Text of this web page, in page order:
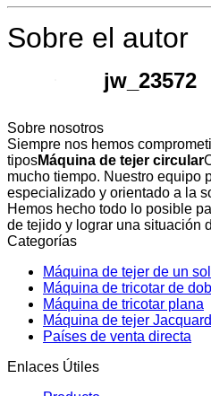
Sobre el autor
jw_23572
Sobre nosotros
Siempre nos hemos
tiposMáquina de tejer circular
mucho tiempo. Nuestro equipo
especializado y orientado a la
Hemos hecho todo lo posible
de tejido y lograr una situación
Categorías
Máquina de tejer de un
Máquina de tricotar de
Máquina de tricotar plana
Máquina de tejer Jacquard
Países de venta directa
Enlaces Útiles